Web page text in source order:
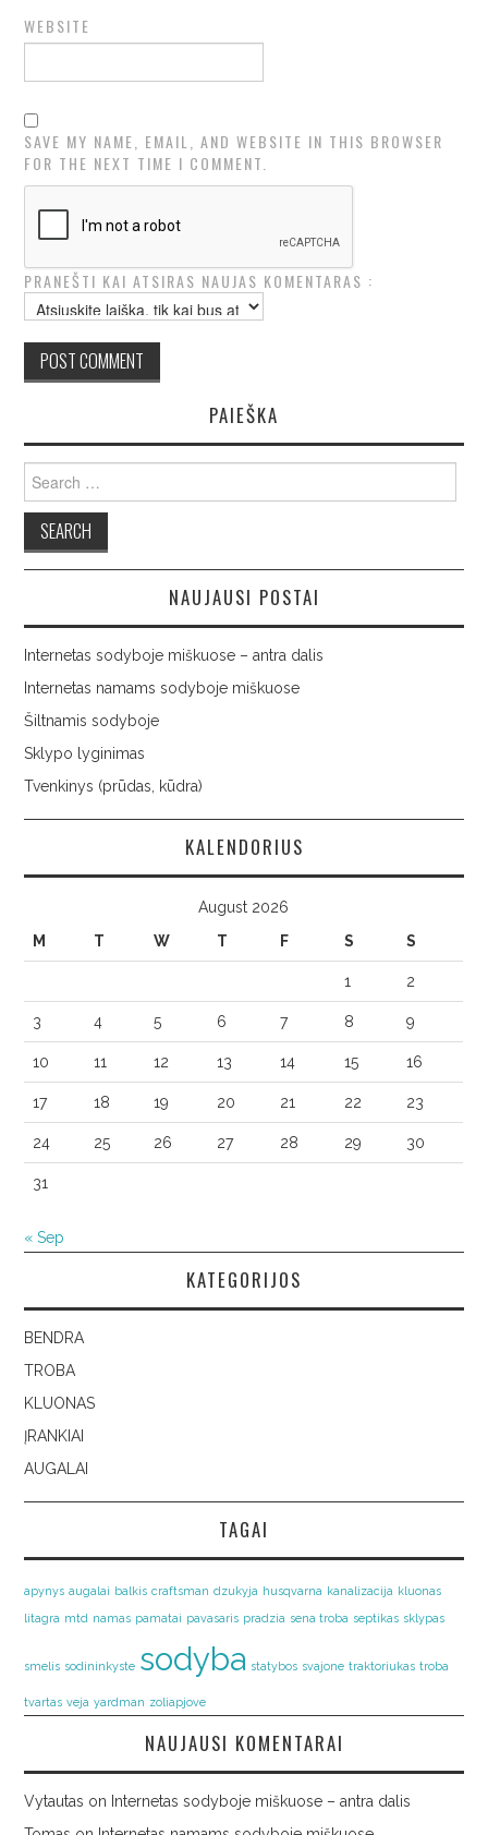
WEBSITE
SAVE MY NAME, EMAIL, AND WEBSITE IN THIS BROWSER
FOR THE NEXT TIME I COMMENT.
PRANEŠTI KAI ATSIRAS NAUJAS KOMENTARAS :
PAIEŠKA
for:
NAUJAUSI POSTAI
Internetas sodyboje miškuose – antra dalis
Internetas namams sodyboje miškuose
Šiltnamis sodyboje
Sklypo lyginimas
Tvenkinys (prūdas, kūdra)
KALENDORIUS
August 2026
M
T W T F S S
1 2
3 4 5 6 7 8 9
10 11 12 13 14 15 16
17 18 19 20 21 22 23
24 25 26 27 28 29 30
31
« Sep
KATEGORIJOS
BENDRA
TROBA
KLUONAS
ĮRANKIAI
AUGALAI
TAGAI
apynys augalai balkis craftsman dzukyja husqvarna kanalizacija kluonas
litagra mtd namas pamatai pavasaris pradzia sena troba septikas sklypas
smelis sodininkyste sodyba statybos svajone traktoriukas troba
tvartas veja yardman zoliapjove
NAUJAUSI KOMENTARAI
Vytautas on Internetas sodyboje miškuose – antra dalis